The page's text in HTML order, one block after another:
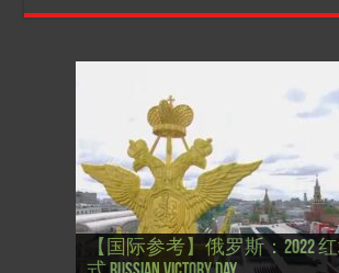
【国际参考】俄罗斯：2022
【国际参考】”戏剧性“服装
Thierry Mugler 蒂埃里.穆勒 去世
【国际参考】海湖庄园: Xi &
【东西视记】1937年的毕加索
【东西视记】1937年的毕加索
【东西视记】1961年4月12日